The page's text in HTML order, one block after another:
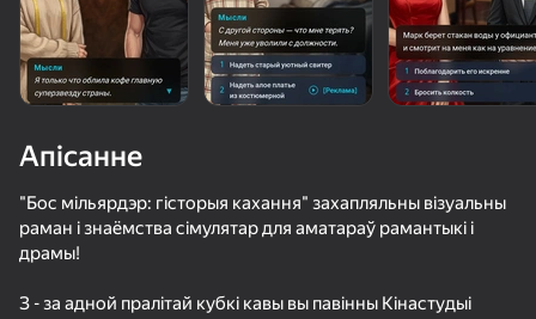
Фруктовая Романтика
57
ChatSim - Симулятор Переписки для Девушек
Свайпай и Переписывайся с Девушками
Апісанне
"Бос мільярдэр: гісторыя кахання" захапляльны візуальны
раман і знаёмства сімулятар для аматараў рамантыкі і
драмы!
З - за адной пралітай кубкі кавы вы павінны Кінастудыі